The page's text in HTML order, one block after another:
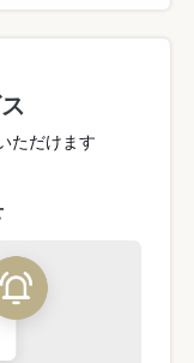
ただけます